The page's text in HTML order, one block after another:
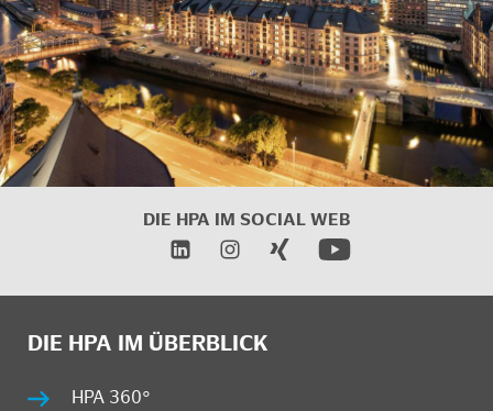
DIE HPA IM SOCIAL WEB
DIE HPA IM ÜBERBLICK
HPA 360°